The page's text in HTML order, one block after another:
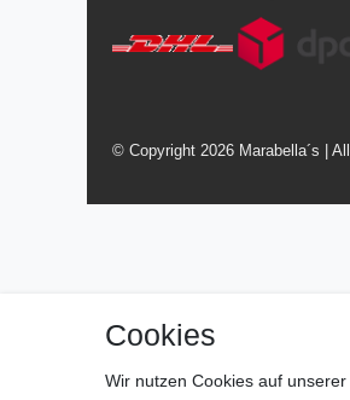
© Copyright 2026 Marabella´s |
Cookies
Wir nutzen Cookies auf